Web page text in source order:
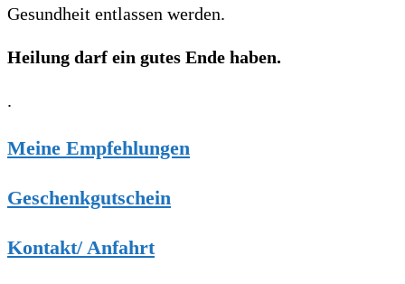
Gesundheit entlassen werden.
Heilung darf ein gutes Ende haben.
.
Meine Empfehlungen
Geschenkgutschein
Kontakt/ Anfahrt